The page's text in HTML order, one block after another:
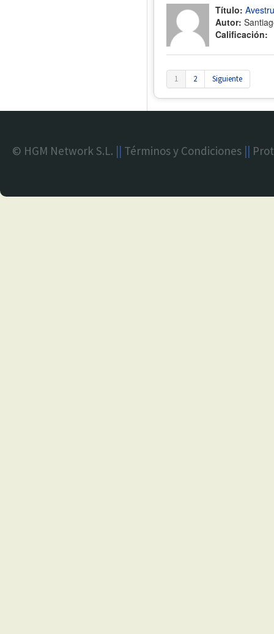
Título:
Autor:
Calificación:
1 2 Siguiente
© HGM Network S.L. || Términos y Condiciones ||